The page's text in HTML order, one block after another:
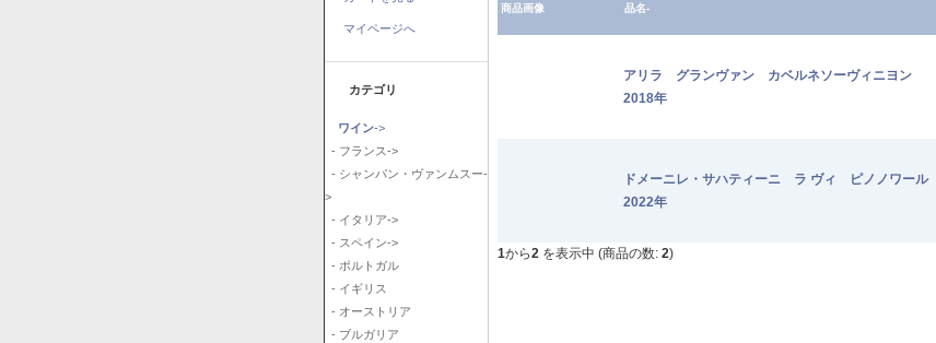
マイページへ
カテゴリ
ワイン->
- フランス->
- シャンパン・ヴァンムスー-
>
- イタリア->
- スペイン->
- ポルトガル
- イギリス
- オーストリア
- ブルガリア
商品画像 品名-
アリラ グランヴァン カベルネソーヴィニヨン
2018年
ドメーニレ・サハティーニ ラ ヴィ ピノノワール
2022年
1から2 を表示中 (商品の数: 2)